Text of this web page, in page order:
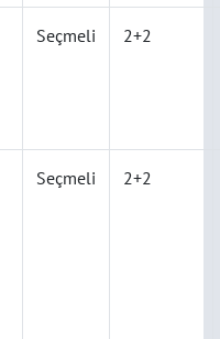
Seçmeli 2+2
Seçmeli 2+2